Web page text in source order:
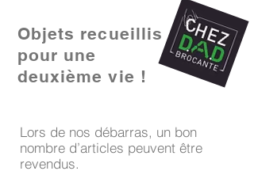
Objets recueillis
pour une
deuxième vie !
Lors de nos débarras, un bon
nombre d’articles peuvent être
revendus.